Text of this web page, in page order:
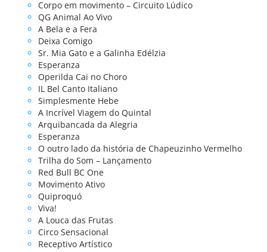
Corpo em movimento – Circuito Lúdico
QG Animal Ao Vivo
A Bela e a Fera
Deixa Comigo
Sr. Mia Gato e a Galinha Edélzia
Esperanza
Operilda Cai no Choro
IL Bel Canto Italiano
Simplesmente Hebe
A Incrível Viagem do Quintal
Arquibancada da Alegria
Esperanza
O outro lado da história de Chapeuzinho Vermelho
Trilha do Som – Lançamento
Red Bull BC One
Movimento Ativo
Quiproquó
Viva!
A Louca das Frutas
Circo Sensacional
Receptivo Artístico